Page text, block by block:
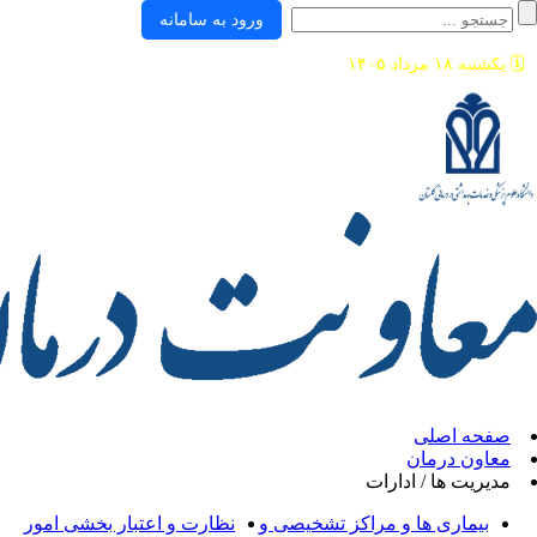
/ ادارات
ها و مراکز تشخیصی و
نظارت و اعتبار بخشی امور